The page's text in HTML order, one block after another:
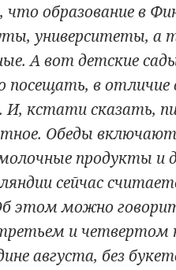
образование в
университеты, а
А вот детские
посещать, в
И, кстати сказать,
Обеды включают
продукты и
сейчас
этом можно
и четвертом
августа, без